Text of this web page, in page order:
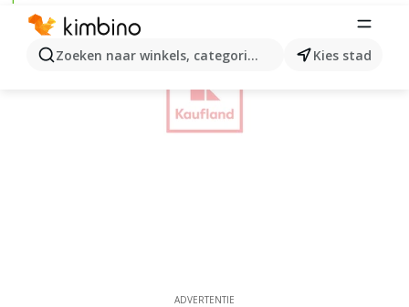
Zoeken naar winkels, categorieën, producten...
Kies stad
ADVERTENTIE